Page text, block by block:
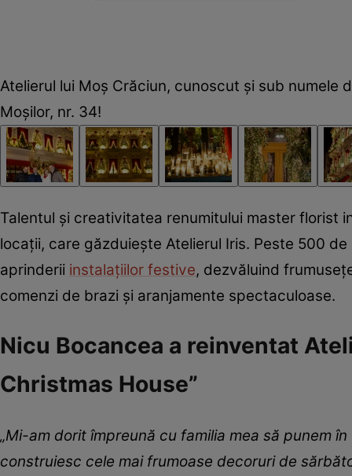
Atelierul lui Moș Crăciun, cunoscut și sub numele
Moșilor, nr. 34!
Talentul și creativitatea renumitului master florist
locații, care găzduiește Atelierul Iris. Peste 500
aprinderii instalațiilor festive, dezvăluind
comenzi de brazi și aranjamente spectaculoase.
Nicu Bocancea a reinventat
Christmas House”
„Mi-am dorit împreună cu familia mea să punem
construiesc cele mai frumoase decoruri de